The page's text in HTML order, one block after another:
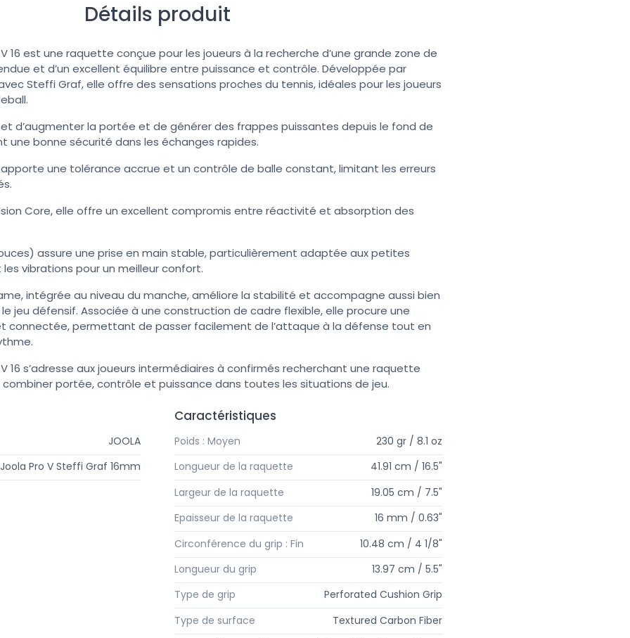
Détails produit
V 16 est une raquette conçue pour les joueurs à la recherche d’une grande zone de
et d’un excellent équilibre entre puissance et contrôle. Développée par
Steffi Graf, elle offre des sensations proches du tennis, idéales pour les joueurs
d’augmenter la portée et de générer des frappes puissantes depuis le fond de
une bonne sécurité dans les échanges rapides.
une tolérance accrue et un contrôle de balle constant, limitant les erreurs
Core, elle offre un excellent compromis entre réactivité et absorption des
assure une prise en main stable, particulièrement adaptée aux petites
vibrations pour un meilleur confort.
intégrée au niveau du manche, améliore la stabilité et accompagne aussi bien
jeu défensif. Associée à une construction de cadre flexible, elle procure une
connectée, permettant de passer facilement de l’attaque à la défense tout en
V 16 s’adresse aux joueurs intermédiaires à confirmés recherchant une raquette
portée, contrôle et puissance dans toutes les situations de jeu.
JOOLA
Joola Pro V Steffi Graf 16mm
Caractéristiques
Poids : Moyen
230 gr / 8.1 oz
Longueur de la raquette
41.91 cm / 16.5"
Largeur de la raquette
19.05 cm / 7.5"
Epaisseur de la raquette
16 mm / 0.63"
Circonférence du grip : Fin
10.48 cm / 4 1/8"
Longueur du grip
13.97 cm / 5.5"
Type de grip
Perforated Cushion Grip
Type de surface
Textured Carbon Fiber